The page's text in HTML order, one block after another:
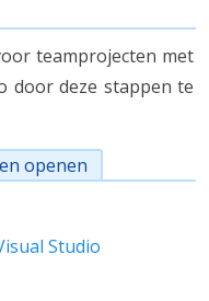
teamprojecten met
door deze stappen te
openen
Studio